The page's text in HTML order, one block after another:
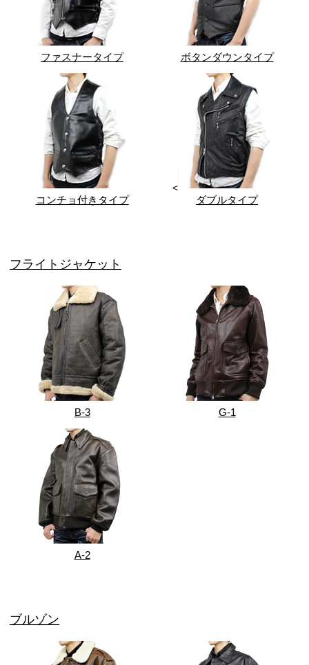
ファスナータイプ ボタンダウンタイプ
コンチョ付きタイプ
<
ダブルタイプ
フライトジャケット
B-3 G-1
A-2
ブルゾン